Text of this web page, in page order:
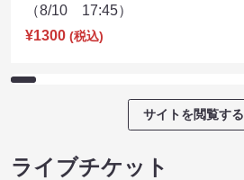
（8/10 17:45）
¥1300 (税込)
サイトを閲覧する
ライブチケット